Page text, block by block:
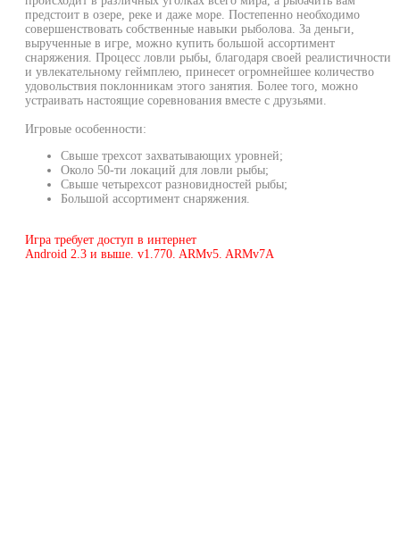
предстоит в озере, реке и даже море. Постепенно необходимо
совершенствовать собственные навыки рыболова. За деньги,
вырученные в игре, можно купить большой ассортимент
снаряжения. Процесс ловли рыбы, благодаря своей реалистичности
и увлекательному геймплею, принесет огромнейшее количество
удовольствия поклонникам этого занятия. Более того, можно
устраивать настоящие соревнования вместе с друзьями.
Игровые особенности:
Свыше трехсот захватывающих уровней;
Около 50-ти локаций для ловли рыбы;
Свыше четырехсот разновидностей рыбы;
Большой ассортимент снаряжения.
Игра требует доступ в интернет
Android 2.3 и выше. v1.770. ARMv5. ARMv7A